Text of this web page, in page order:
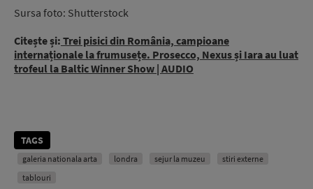
Sursa foto: Shutterstock
Citește și: Trei pisici din România, campioane
internaționale la frumusețe. Prosecco, Nexus și Iara au luat
trofeul la Baltic Winner Show | AUDIO
TAGS
galeria nationala arta londra sejur la muzeu
stiri externe
tablouri